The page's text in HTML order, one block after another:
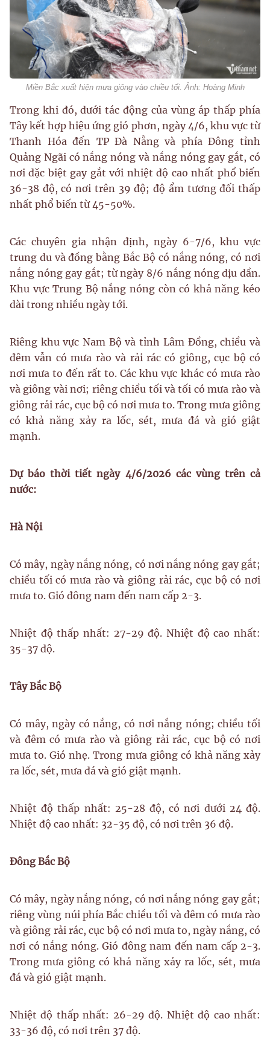
Miền Bắc xuất hiện mưa giông vào chiều tối. Ảnh: Hoàng Minh
Trong khi đó, dưới tác động của vùng áp thấp phía
Tây kết hợp hiệu ứng gió phơn, ngày 4/6, khu vực từ
Thanh Hóa đến TP Đà Nẵng và phía Đông tỉnh
Quảng Ngãi có nắng nóng và nắng nóng gay gắt, có
nơi đặc biệt gay gắt với nhiệt độ cao nhất phổ biến
36-38 độ, có nơi trên 39 độ; độ ẩm tương đối thấp
nhất phổ biến từ 45-50%.
Các chuyên gia nhận định, ngày 6-7/6, khu vực
trung du và đồng bằng Bắc Bộ có nắng nóng, có nơi
nắng nóng gay gắt; từ ngày 8/6 nắng nóng dịu dần.
Khu vực Trung Bộ nắng nóng còn có khả năng kéo
dài trong nhiều ngày tới.
Riêng khu vực Nam Bộ và tỉnh Lâm Đồng, chiều và
đêm vẫn có mưa rào và rải rác có giông, cục bộ có
nơi mưa to đến rất to. Các khu vực khác có mưa rào
và giông vài nơi; riêng chiều tối và tối có mưa rào và
giông rải rác, cục bộ có nơi mưa to. Trong mưa giông
có khả năng xảy ra lốc, sét, mưa đá và gió giật
mạnh.
Dự báo thời tiết ngày 4/6/2026 các vùng trên cả
nước:
Hà Nội
Có mây, ngày nắng nóng, có nơi nắng nóng gay gắt;
chiều tối có mưa rào và giông rải rác, cục bộ có nơi
mưa to. Gió đông nam đến nam cấp 2-3.
Nhiệt độ thấp nhất: 27-29 độ. Nhiệt độ cao nhất:
35-37 độ.
Tây Bắc Bộ
Có mây, ngày có nắng, có nơi nắng nóng; chiều tối
và đêm có mưa rào và giông rải rác, cục bộ có nơi
mưa to. Gió nhẹ. Trong mưa giông có khả năng xảy
ra lốc, sét, mưa đá và gió giật mạnh.
Nhiệt độ thấp nhất: 25-28 độ, có nơi dưới 24 độ.
Nhiệt độ cao nhất: 32-35 độ, có nơi trên 36 độ.
Đông Bắc Bộ
Có mây, ngày nắng nóng, có nơi nắng nóng gay gắt;
riêng vùng núi phía Bắc chiều tối và đêm có mưa rào
và giông rải rác, cục bộ có nơi mưa to, ngày nắng, có
nơi có nắng nóng. Gió đông nam đến nam cấp 2-3.
Trong mưa giông có khả năng xảy ra lốc, sét, mưa
đá và gió giật mạnh.
Nhiệt độ thấp nhất: 26-29 độ. Nhiệt độ cao nhất:
33-36 độ, có nơi trên 37 độ.